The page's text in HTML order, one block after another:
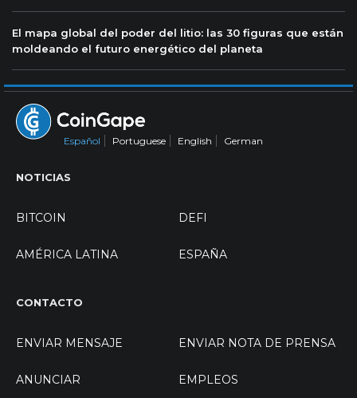
El mapa global del poder del litio: las 30 figuras que están
moldeando el futuro energético del planeta
Español Portuguese English German
NOTICIAS
BITCOIN DEFI
AMÉRICA LATINA ESPAÑA
CONTACTO
ENVIAR MENSAJE ENVIAR NOTA DE PRENSA
ANUNCIAR EMPLEOS